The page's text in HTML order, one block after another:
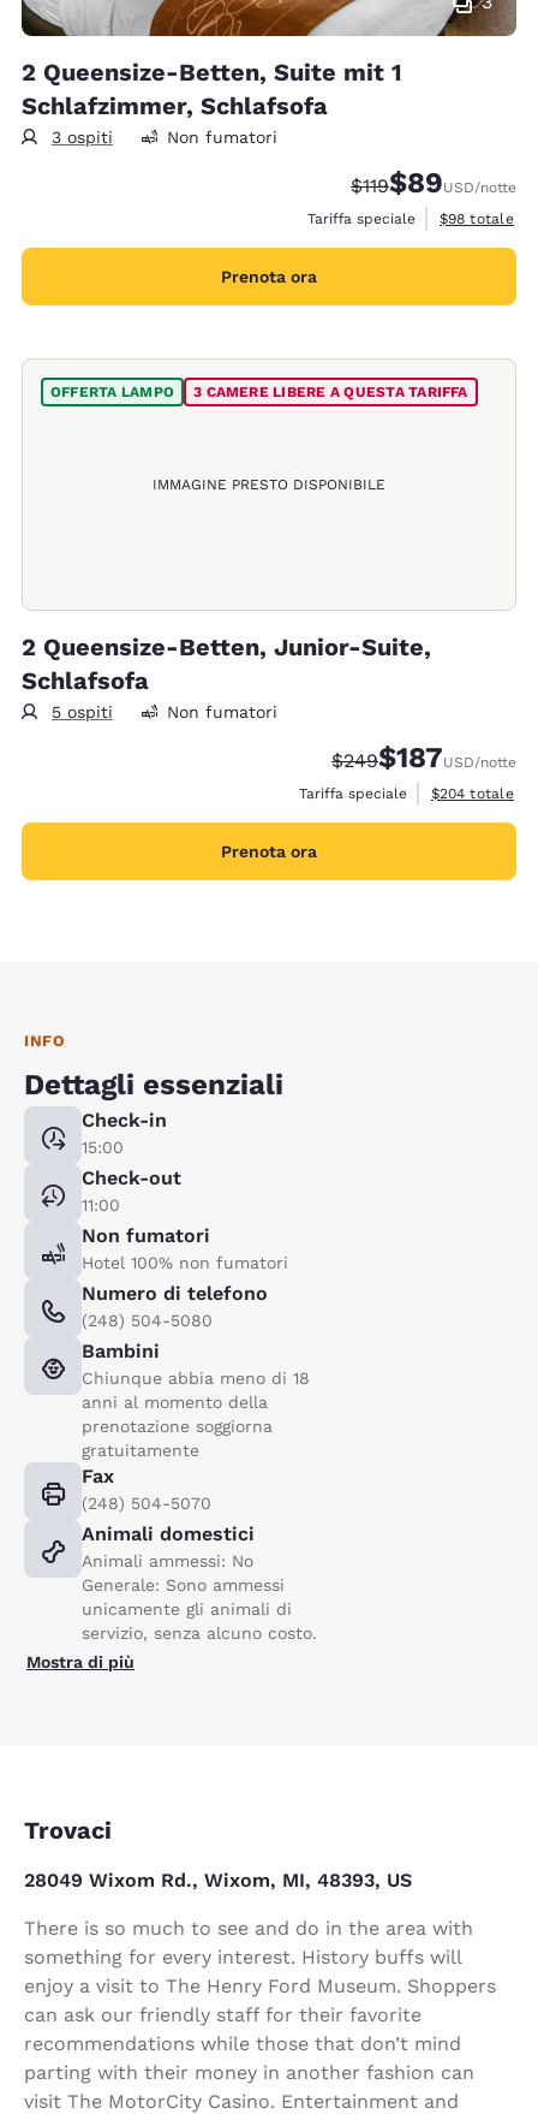
2 Queensize-Betten, Suite mit 1
Schlafzimmer, Schlafsofa
3 ospiti Non fumatori
Tariffa di barratura:
$119Tariffa
$89USD/notte
Tariffa speciale
Visualizza i
$98 totale
Prenota ora
IMMAGINE PRESTO DISPONIBILE
OFFERTA LAMPO 3 CAMERE LIBERE A QUESTA TARIFFA
2 Queensize-Betten, Junior-Suite,
Schlafsofa
5 ospiti Non fumatori
Tariffa di barratura:
$249Tariffa scontata:
$187USD/notte
Tariffa speciale
Visualizza i
$204 totale
Prenota ora
INFO
Dettagli essenziali
Check-in
15:00
Check-out
11:00
Non fumatori
Hotel 100% non fumatori
Numero di telefono
(248) 504-5080
Bambini
Chiunque abbia meno di 18
anni al momento della
prenotazione soggiorna
gratuitamente
Fax
(248) 504-5070
Animali domestici
Animali ammessi: No
Generale: Sono ammessi
unicamente gli animali di
servizio, senza alcuno costo.
Mostra di più
Trovaci
28049 Wixom Rd., Wixom, MI, 48393, US
There is so much to see and do in the area with
something for every interest. History buffs will
enjoy a visit to The Henry Ford Museum. Shoppers
can ask our friendly staff for their favorite
recommendations while those that don’t mind
parting with their money in another fashion can
visit The MotorCity Casino. Entertainment and